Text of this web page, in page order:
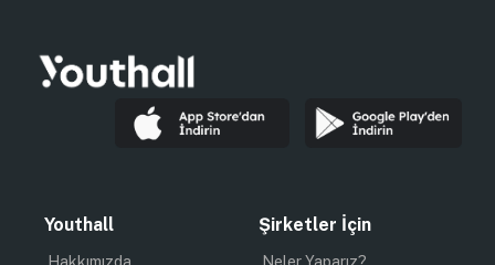
Youthall Şirketler İçin